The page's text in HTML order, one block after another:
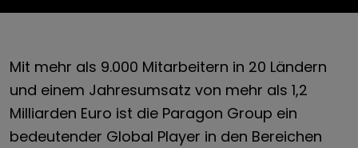
Mit mehr als 9.000 Mitarbeitern in 20 Ländern
und einem Jahresumsatz von mehr als 1,2
Milliarden Euro ist die Paragon Group ein
bedeutender Global Player in den Bereichen